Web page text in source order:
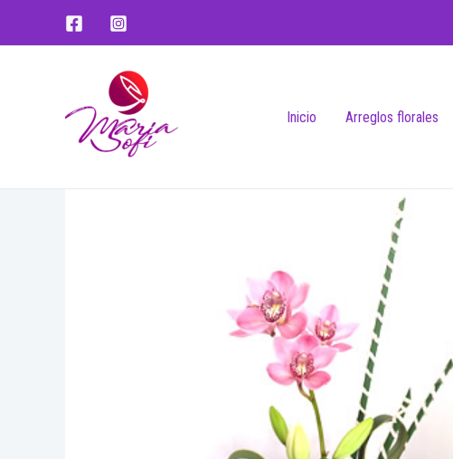
Inicio Arreglos florales